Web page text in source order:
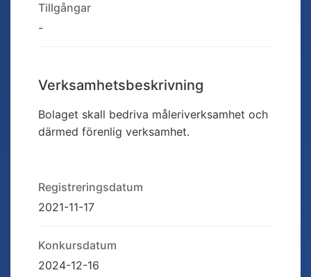
Tillgångar
-
Verksamhetsbeskrivning
Bolaget skall bedriva måleriverksamhet och
därmed förenlig verksamhet.
Registreringsdatum
2021-11-17
Konkursdatum
2024-12-16